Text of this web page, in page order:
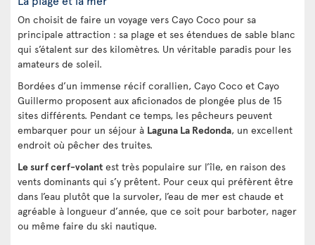
On choisit de faire un voyage vers Cayo Coco pour sa
principale attraction : sa plage et ses étendues de sable blanc
qui s’étalent sur des kilomètres. Un véritable paradis pour les
amateurs de soleil.
Bordées d’un immense récif corallien, Cayo Coco et Cayo
Guillermo proposent aux aficionados de plongée plus de 15
sites différents. Pendant ce temps, les pêcheurs peuvent
embarquer pour un séjour à Laguna La Redonda, un excellent
endroit où pêcher des truites.
Le surf cerf-volant est très populaire sur l’île, en raison des
vents dominants qui s’y prêtent. Pour ceux qui préfèrent être
dans l’eau plutôt que la survoler, l’eau de mer est chaude et
agréable à longueur d’année, que ce soit pour barboter, nager
ou même faire du ski nautique.